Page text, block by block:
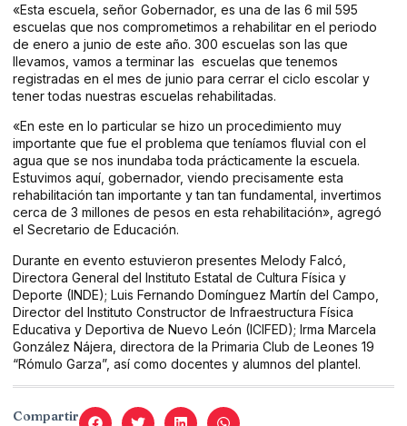
«Esta escuela, señor Gobernador, es una de las 6 mil 595
escuelas que nos comprometimos a rehabilitar en el periodo
de enero a junio de este año. 300 escuelas son las que
llevamos, vamos a terminar las escuelas que tenemos
registradas en el mes de junio para cerrar el ciclo escolar y
tener todas nuestras escuelas rehabilitadas.
«En este en lo particular se hizo un procedimiento muy
importante que fue el problema que teníamos fluvial con el
agua que se nos inundaba toda prácticamente la escuela.
Estuvimos aquí, gobernador, viendo precisamente esta
rehabilitación tan importante y tan tan fundamental, invertimos
cerca de 3 millones de pesos en esta rehabilitación», agregó
el Secretario de Educación.
Durante en evento estuvieron presentes Melody Falcó,
Directora General del Instituto Estatal de Cultura Física y
Deporte (INDE); Luis Fernando Domínguez Martín del Campo,
Director del Instituto Constructor de Infraestructura Física
Educativa y Deportiva de Nuevo León (ICIFED); Irma Marcela
González Nájera, directora de la Primaria Club de Leones 19
“Rómulo Garza”, así como docentes y alumnos del plantel.
Compartir